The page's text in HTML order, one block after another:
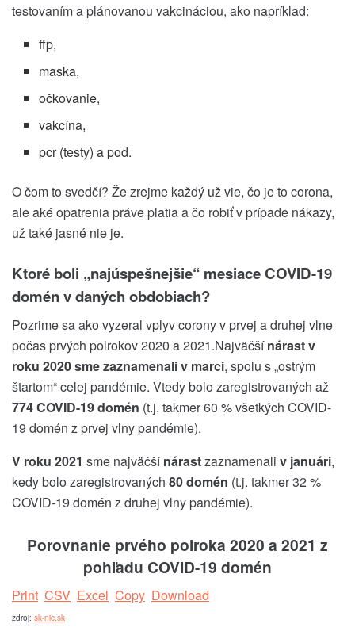
testovaním a plánovanou vakcináciou, ako napríklad:
ffp,
maska,
očkovanie,
vakcína,
pcr (testy) a pod.
O čom to svedčí? Že zrejme každý už vie, čo je to corona,
ale aké opatrenia práve platia a čo robiť v prípade nákazy,
už také jasné nie je.
Ktoré boli „najúspešnejšie“ mesiace COVID-19
domén v daných obdobiach?
Pozrime sa ako vyzeral vplyv corony v prvej a druhej vlne
počas prvých polrokov 2020 a 2021.Najväčšínárast v
roku 2020 sme zaznamenali v marci, spolu s „ostrým
štartom“ celej pandémie. Vtedy bolo zaregistrovaných až
774 COVID-19 domén (t.j. takmer 60 % všetkých COVID-
19 domén z prvej vlny pandémie).
V roku 2021 sme najväčšínárastzaznamenali v januári,
kedy bolo zaregistrovaných 80 domén (t.j. takmer 32 %
COVID-19 domén z druhej vlny pandémie).
Porovnanie prvého polroka 2020 a 2021 z
pohľadu COVID-19 domén
Print CSV Excel Copy Download
zdroj: sk-nic.sk